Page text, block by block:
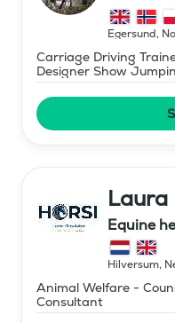
Egersund,
Carriage Driving
Designer Show
Laura
Equine
horse
Hilversum,
Animal Welfare -
Consultant